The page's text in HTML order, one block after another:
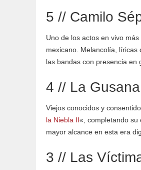
5 // Camilo
Uno de los actos en vivo
mexicano. Melancolía,
las bandas con presencia en
4 // La
Viejos conocidos y
la Niebla II«, completando su
mayor alcance en esta era
3 // Las